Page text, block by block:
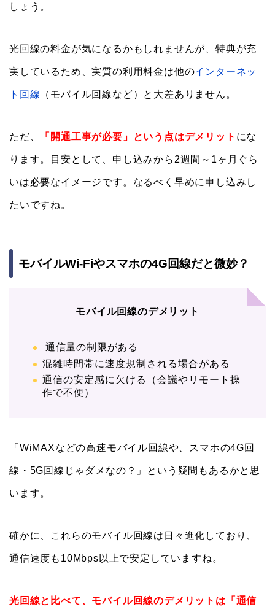
しょう。
光回線の料金が気になるかもしれませんが、特典が充
実しているため、実質の利用料金は他のインターネッ
ト回線 （モバイル回線など）と大差ありません。
ただ、 「開通工事が必要」という点はデメリット にな
ります。目安として、申し込みから2週間～1ヶ月ぐら
いは必要なイメージです。なるべく早めに申し込みし
たいですね。
モバイルWi-Fiやスマホの4G回線だと微妙？
モバイル回線のデメリット
通信量の制限がある
混雑時間帯に速度規制される場合がある
通信の安定感に欠ける（会議やリモート操
作で不便）
「WiMAXなどの高速モバイル回線や、スマホの4G回
線・5G回線じゃダメなの？」という疑問もあるかと思
います。
確かに、これらのモバイル回線は日々進化しており、
通信速度も10Mbps以上で安定していますね。
光回線と比べて、モバイル回線のデメリットは「通信